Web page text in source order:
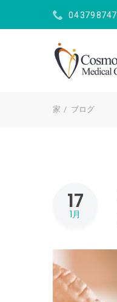
04 379 8747
家 ブログ
17
1月